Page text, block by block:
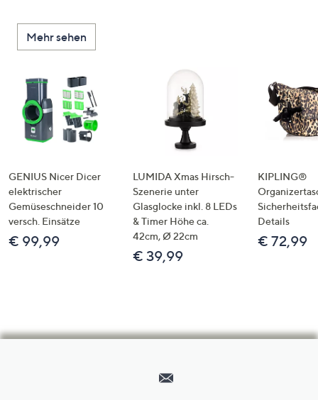
Mehr sehen
GENIUS Nicer Dicer
elektrischer
Gemüseschneider 10
versch. Einsätze
€ 99,99
LUMIDA Xmas Hirsch-
Szenerie unter
Glasglocke inkl. 8 LEDs
& Timer Höhe ca.
42cm, Ø 22cm
€ 39,99
KIPLING®
Details
€ 72,99